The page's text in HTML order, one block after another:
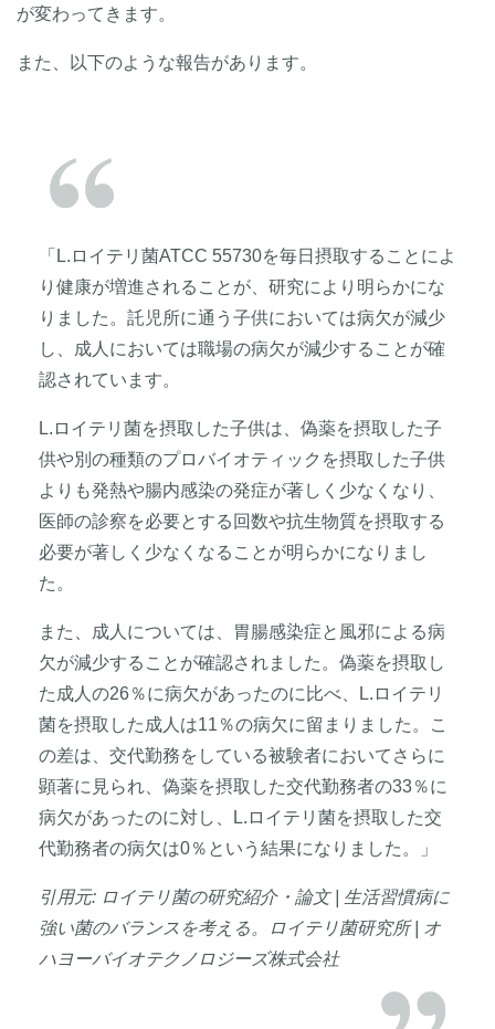
が変わってきます。
また、以下のような報告があります。
「L.ロイテリ菌ATCC 55730を毎日摂取することによ
り健康が増進されることが、研究により明らかにな
りました。託児所に通う子供においては病欠が減少
し、成人においては職場の病欠が減少することが確
認されています。
L.ロイテリ菌を摂取した子供は、偽薬を摂取した子
供や別の種類のプロバイオティックを摂取した子供
よりも発熱や腸内感染の発症が著しく少なくなり、
医師の診察を必要とする回数や抗生物質を摂取する
必要が著しく少なくなることが明らかになりまし
た。
また、成人については、胃腸感染症と風邪による病
欠が減少することが確認されました。偽薬を摂取し
た成人の26％に病欠があったのに比べ、L.ロイテリ
菌を摂取した成人は11％の病欠に留まりました。こ
の差は、交代勤務をしている被験者においてさらに
顕著に見られ、偽薬を摂取した交代勤務者の33％に
病欠があったのに対し、L.ロイテリ菌を摂取した交
代勤務者の病欠は0％という結果になりました。」
引用元: ロイテリ菌の研究紹介・論文 | 生活習慣病に
強い菌のバランスを考える。ロイテリ菌研究所 | オ
ハヨーバイオテクノロジーズ株式会社